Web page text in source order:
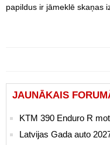
papildus ir jāmeklē skaņas
JAUNĀKAIS
KTM 390 Enduro R
Latvijas Gada auto